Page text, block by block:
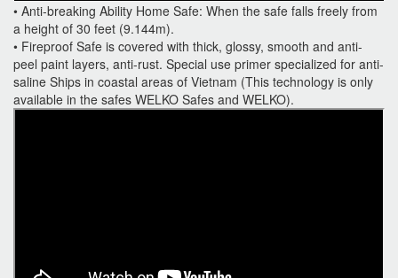
• Anti-breaking Ability Home Safe: When the safe falls freely from
a height of 30 feet (9.144m).
• Fireproof Safe is covered with thick, glossy, smooth and anti-
peel paint layers, anti-rust. Special use primer specialized for anti-
saline Ships in coastal areas of Vietnam (This technology is only
available in the safes WELKO Safes and WELKO).